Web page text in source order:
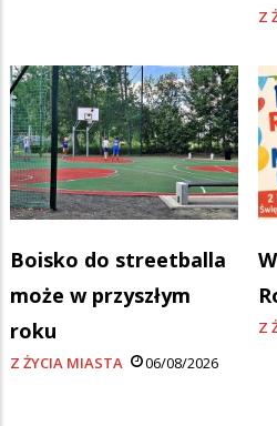
Z
Boisko do streetballa
może w przyszłym
roku
Z ŻYCIA MIASTA 06/08/2026
Z